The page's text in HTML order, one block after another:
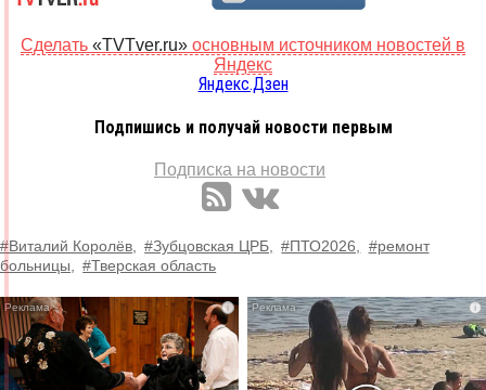
Сделать «TVTver.ru» основным источником новостей в
Яндекс
Яндекс.Дзен
Подпишись и получай новости первым
Подписка на новости
#Виталий Королёв, #Зубцовская ЦРБ, #ПТО2026,
#ремонт
больницы,
#Тверская область
i i